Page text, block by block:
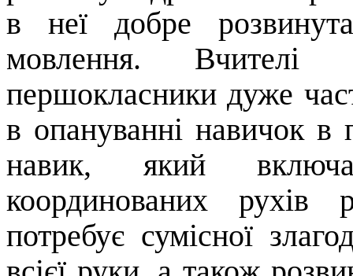
в неї добре
мовлення. Вчителі
першокласники дуже
в опануванні навичок
навик, який
координованих
потребує сумісної